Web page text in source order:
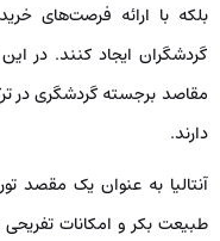
بلکه با ارائه فرصت‌های
گردشگران ایجاد کنند. در
مقاصد برجسته گردشگری در
دارند.
آنتالیا به عنوان یک مقصد
طبیعت بکر و امکانات